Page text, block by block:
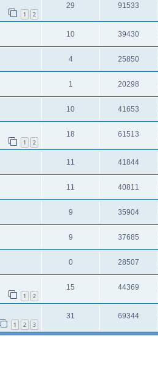
1 2
29 91533
10 39430
4 25850
1 20298
10 41653
1 2
18 61513
11 41844
11 40811
9 35904
9 37685
0 28507
1 2
15 44369
1 2 3
31 69344